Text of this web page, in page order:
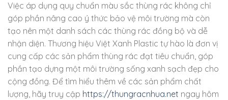
Việc áp dụng quy chuẩn màu sắc thùng rác không chỉ
góp phần nâng cao ý thức bảo vệ môi trường mà còn
tạo nên một danh sách các thùng rác đồng bộ và dễ
nhận diện. Thương hiệu Việt Xanh Plastic tự hào là đơn vị
cung cấp các sản phẩm thùng rác đạt tiêu chuẩn, góp
phần tạo dựng một môi trường sống xanh sạch đẹp cho
cộng đồng. Để tìm hiểu thêm về các sản phẩm chất
lượng, hãy truy cập https://thungracnhua.net ngay hôm